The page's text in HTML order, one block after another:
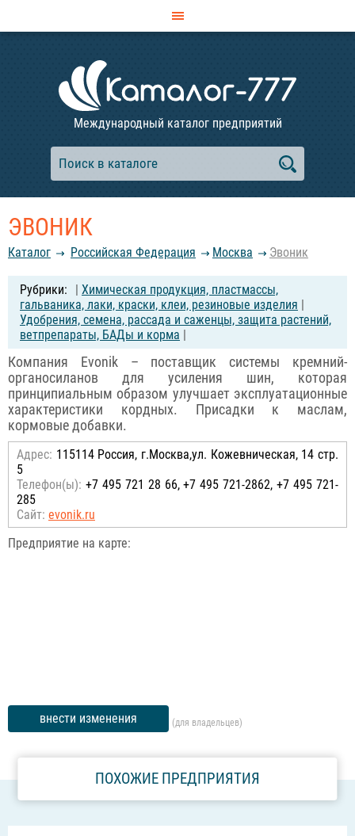
Международный каталог предприятий
ЭВОНИК
Каталог Российcкая Федерация Москва Эвоник
| Химическая продукция, пластмассы,
гальваника, лаки, краски, клеи, резиновые изделия |
Удобрения, семена, рассада и саженцы, защита растений,
ветпрепараты, БАДы и корма |
Компания Evonik – поставщик системы кремний-
органосиланов для усиления шин, которая
принципиальным образом улучшает эксплуатационные
характеристики кордных. Присадки к маслам,
кормовые добавки.
Адрес: 115114 Россия, г.Москва,ул. Кожевническая, 14 стр.
5
Телефон(ы): +7 495 721 28 66, +7 495 721-2862, +7 495 721-
285
Сайт: evonik.ru
Предприятие на карте:
внести изменения (для владельцев)
ПОХОЖИЕ ПРЕДПРИЯТИЯ